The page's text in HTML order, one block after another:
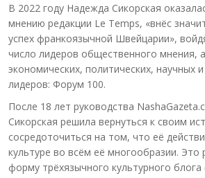
В 2022 году Надежда Сикорская
мнению редакции Le Temps, «внёс
успех франкоязычной Швейцарии»,
число лидеров общественного мнения,
экономических, политических, научных
лидеров: Форум 100.
После 18 лет руководства
Сикорская решила вернуться к своим
сосредоточиться на том, что её
культуре во всём её многообразии. Это
форму трёхязычного культурного блога